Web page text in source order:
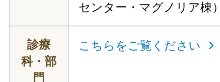
センター・マグノリア棟
診療
科・部
門
こちらをご覧ください